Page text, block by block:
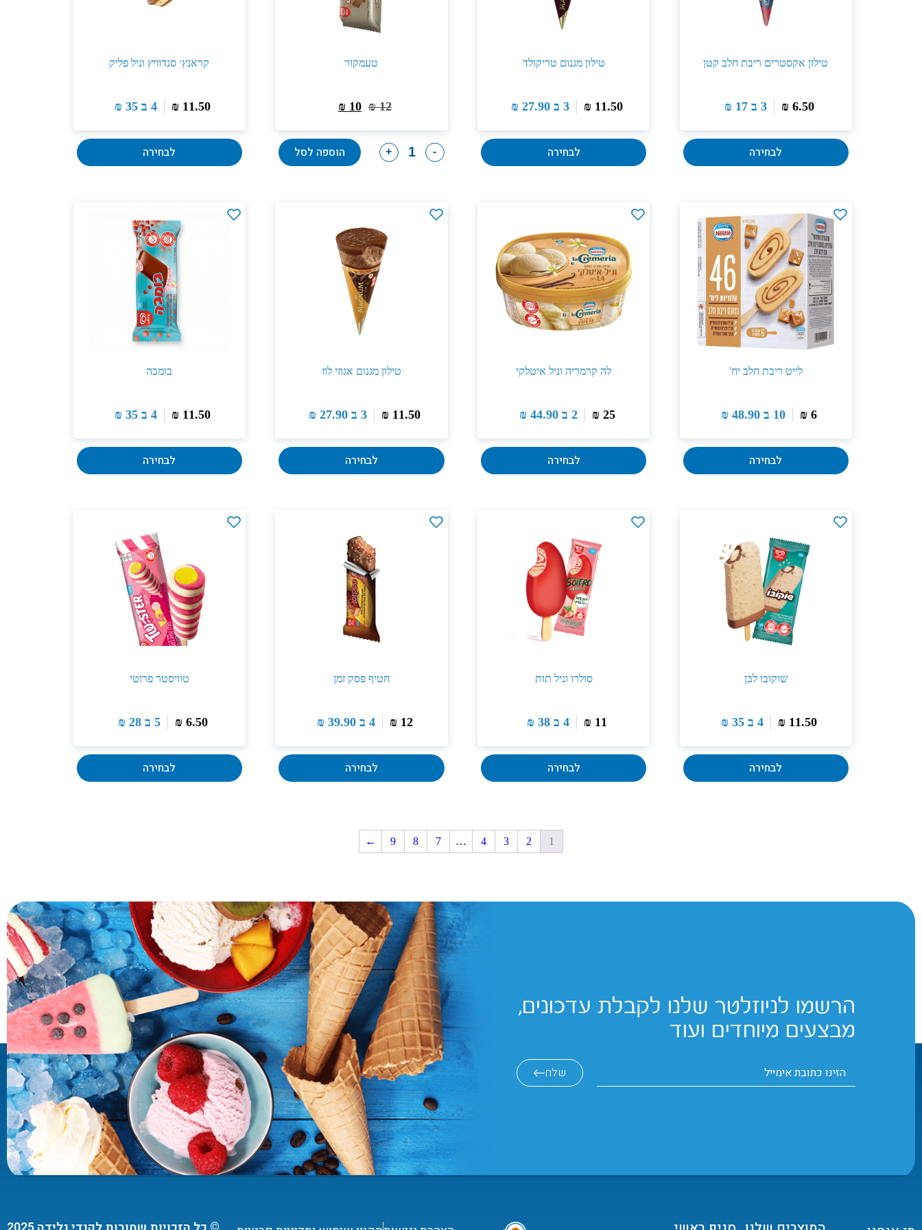
טילון אקסטרים ריבת חלב קטן
₪ 6.50 3 ב ₪ 17
לבחירה
טילון מגנום טריקולד
₪ 11.50 3 ב ₪ 27.90
לבחירה
טעמקור
₪12
₪ 10
-
+ הוספה לסל
קראנץ׳ סנדוויץ וניל פליק
₪ 11.50 4 ב ₪ 35
לבחירה
לייט ריבת חלב יח'
₪ 6 10 ב ₪ 48.90
לבחירה
לה קרמריה וניל איטלקי
₪ 25 2 ב ₪ 44.90
לבחירה
טילון מגנום אגוזי לוז
₪ 11.50 3 ב ₪ 27.90
לבחירה
בומבה
₪ 11.50 4 ב ₪ 35
לבחירה
שוקובו לבן
₪ 11.50 4 ב ₪ 35
לבחירה
סולרו וניל תות
₪ 11 4 ב ₪ 38
לבחירה
חטיף פסק זמן
₪ 12 4 ב ₪ 39.90
לבחירה
טוויסטר פרוטי
₪ 6.50 5 ב ₪ 28
לבחירה
1
2
3
4
…
7
8
9
←
הרשמו לניוזלטר שלנו לקבלת עדכונים,
מבצעים מיוחדים ועוד
שלח